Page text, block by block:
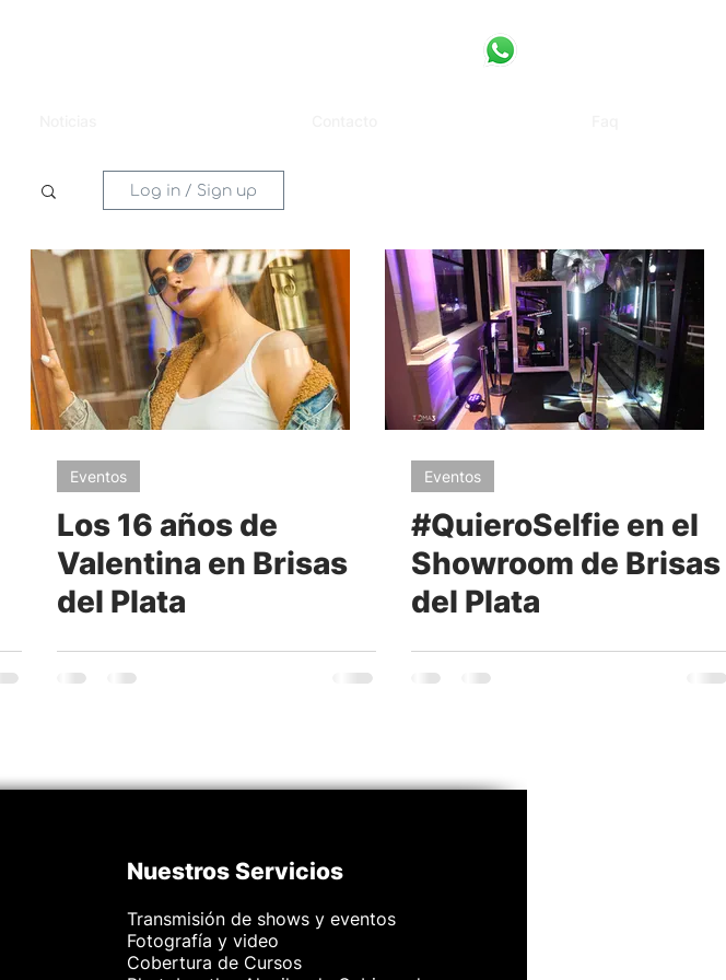
Log in / Sign up
Eventos
Los 16 años de
Valentina en Brisas
del Plata
Eventos
#QuieroSelfie en el
Showroom de Brisas
del Plata
Nuestros Servicios
Transmisión de shows y eventos
Fotografía y video
Cobertura de Cursos